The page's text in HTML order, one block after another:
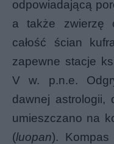
odpowiadającą
a także zwierzę
całość ścian
zapewne stacje
V w. p.n.e.
dawnej astrologii,
umieszczano na
(luopan). Kompas